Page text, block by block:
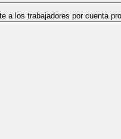
a los trabajadores por cuenta